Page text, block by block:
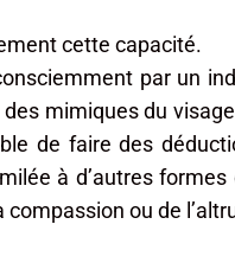
cette capacité.
par un
mimiques du
de faire des
à d’autres
ou de